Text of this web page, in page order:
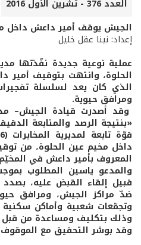
العدد 376 - تشرين الأول 2016
الجيش يوقف أمير داعش داخل
إعداد: نينا عقل خليل
عملية نوعية جديدة نفّذتها
الحلوة، وانتهت بتوقيف
الذي كان يعد لسلسلة
ومرافق حيوية.
وقد أصدرت قيادة الجيش–
«بنتيجة الرصد والمتابعة
داخل مخيم عين الحلوة، من
المعروف بأمير داعش في
والمدعو ياسين المطلوب
قبيل إلقاء القبض عليه،
ضدّ مراكز الجيش، ومرافق
وتجمّعات شعبية وأماكن
وذلك بتكليف ومساعدة من قبل
وقد بوشر التحقيق مع